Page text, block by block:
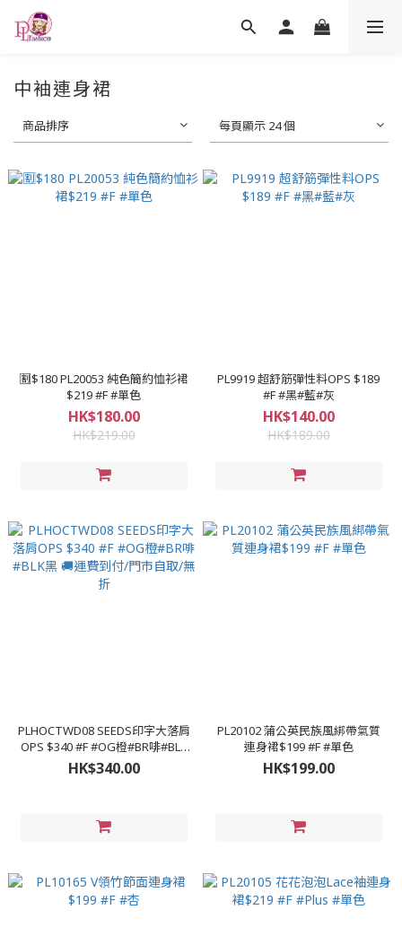
中袖連身裙
商品排序 每頁顯示 24 個
🈹$180 PL20053 純色簡約恤衫裙
$219 #F #單色
HK$180.00
HK$219.00
PL9919 超舒筋彈性料OPS $189
#F #黑#藍#灰
HK$140.00
HK$189.00
PLHOCTWD08 SEEDS印字大落肩
OPS $340 #F #OG橙#BR啡#BLK
黑 🚚運費到付/門市自取/無折
HK$340.00
PL20102 蒲公英民族風綁帶氣質
連身裙$199 #F #單色
HK$199.00